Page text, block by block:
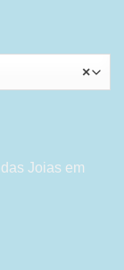
×
Joias em